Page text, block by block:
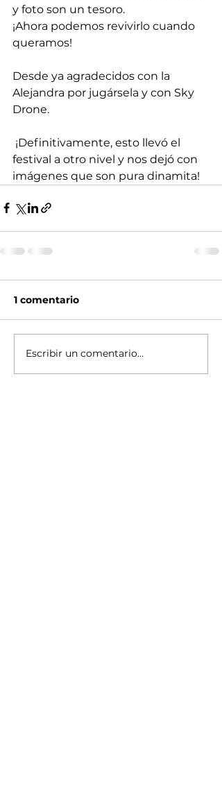
y foto son un tesoro.
¡Ahora podemos revivirlo cuando
queramos!
Desde ya agradecidos con la
Alejandra por jugársela y con Sky
Drone.
festival a otro nivel y nos dejó con
imágenes que son pura dinamita!
1 comentario
Escribir un comentario...